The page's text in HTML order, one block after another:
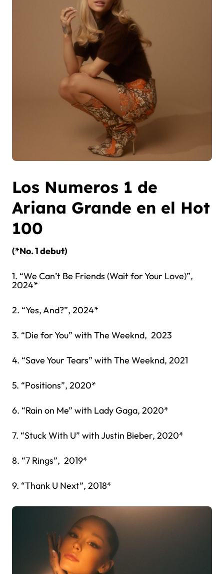
Los Numeros 1 de
Ariana Grande en el Hot
100
(*No. 1 debut)
1. “We Can’t Be Friends (Wait for Your Love)”,
2024*
2. “Yes, And?”, 2024*
3. “Die for You” with The Weeknd, 2023
4. “Save Your Tears” with The Weeknd, 2021
5. “Positions”, 2020*
6. “Rain on Me” with Lady Gaga, 2020*
7. “Stuck With U” with Justin Bieber, 2020*
8. “7 Rings”, 2019*
9. “Thank U Next”, 2018*